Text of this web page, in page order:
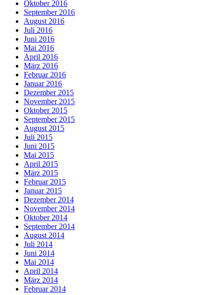
Oktober 2016
September 2016
August 2016
Juli 2016
Juni 2016
Mai 2016
April 2016
März 2016
Februar 2016
Januar 2016
Dezember 2015
November 2015
Oktober 2015
September 2015
August 2015
Juli 2015
Juni 2015
Mai 2015
April 2015
März 2015
Februar 2015
Januar 2015
Dezember 2014
November 2014
Oktober 2014
September 2014
August 2014
Juli 2014
Juni 2014
Mai 2014
April 2014
März 2014
Februar 2014